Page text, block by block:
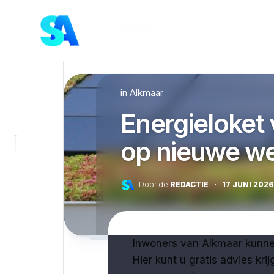
in Alkmaar
op nieuwe
Door de REDACTIE · 17 JUNI 2026
Inwoners van Alkmaar
Hier kunt u gratis advies